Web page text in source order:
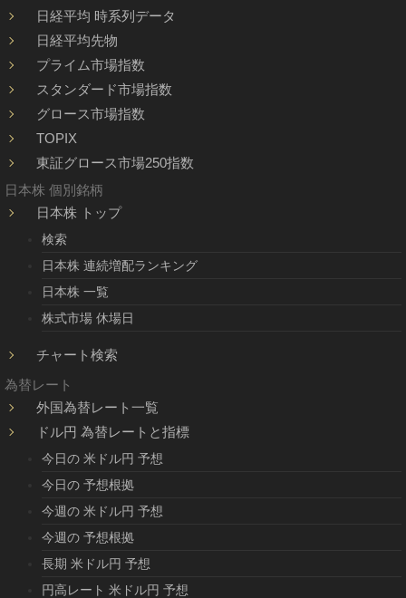
日経平均 時系列データ
日経平均先物
プライム市場指数
スタンダード市場指数
グロース市場指数
TOPIX
東証グロース市場250指数
日本株 個別銘柄
日本株 トップ
検索
日本株 連続増配ランキング
日本株 一覧
株式市場 休場日
チャート検索
為替レート
外国為替レート一覧
ドル円 為替レートと指標
今日の 米ドル円 予想
今日の 予想根拠
今週の 米ドル円 予想
今週の 予想根拠
長期 米ドル円 予想
円高レート 米ドル円 予想